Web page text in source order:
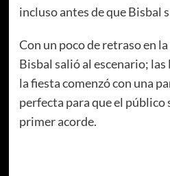
incluso antes de que Bisbal
Con un poco de retraso en
Bisbal salió al escenario; las
la fiesta comenzó con una
perfecta para que el público
primer acorde.